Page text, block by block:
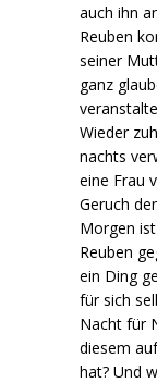
auch ihn
Reuben
seiner
ganz
Wieder
nachts
eine Frau
Geruch
Morgen
Reuben
ein Ding
für sich
Nacht für
diesem
hat? Und